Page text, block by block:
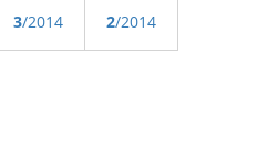
3/2014 2/2014